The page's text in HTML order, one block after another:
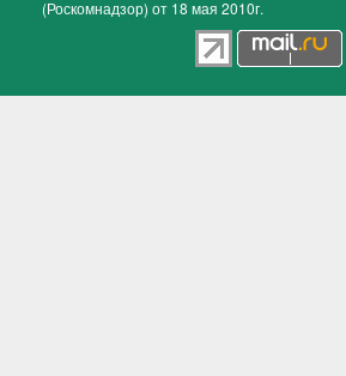
(Роскомнадзор) от 18 мая 2010г.